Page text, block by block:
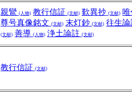
親鸞 (人物) 教行信証 (文献) 歎異抄 (文献)
尊号真像銘文 (文献) 末灯鈔 (文献) 往生
(文献) 善導 (人物) 浄土論註 (文献)
教行信証 (文献)